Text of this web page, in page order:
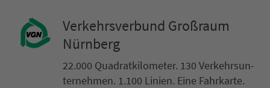
Ver­kehrs­ver­bund Groß­raum
Nürn­berg
22.000 Qua­drat­ki­lo­me­ter. 130 Ver­kehrs­un­
ter­neh­men. 1.100 Linien. Eine Fahr­kar­te.